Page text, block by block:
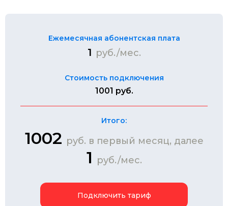
Ежемесячная абонентская плата
1 руб./мес.
Стоимость подключения
1001 руб.
Итого:
1002 руб. в первый месяц, далее
1 руб./мес.
Подключить тариф